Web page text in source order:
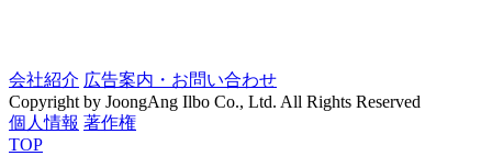
会社紹介 広告案内・お問い合わせ
Copyright by JoongAng Ilbo Co., Ltd. All Rights Reserved
個人情報 著作権
TOP